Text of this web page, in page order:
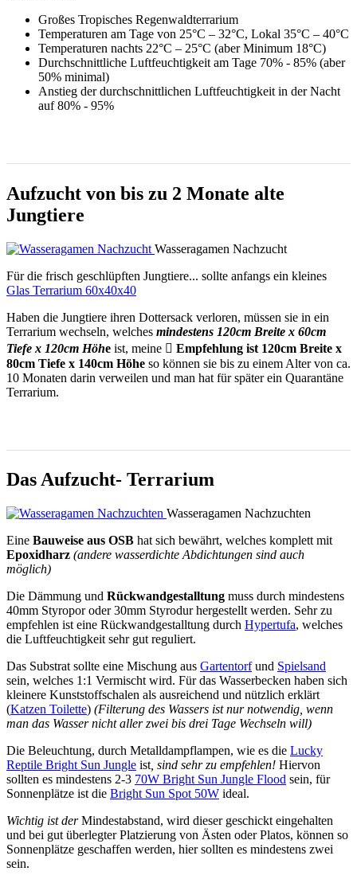
Großes Tropisches Regenwaldterrarium
Temperaturen am Tage von 25°C – 32°C, Lokal 35°C – 40°C
Temperaturen nachts 22°C – 25°C (aber Minimum 18°C)
Durchschnittliche Luftfeuchtigkeit am Tage 70% - 85% (aber
50% minimal)
Anstieg der durchschnittlichen Luftfeuchtigkeit in der Nacht
auf 80% - 95%
Aufzucht von bis zu 2 Monate alte
Jungtiere
Wasseragamen Nachzucht
Für die frisch geschlüpften Jungtiere... sollte anfangs ein kleines
Glas Terrarium 60x40x40
Haben die Jungtiere ihren Dottersack verloren, müssen sie in ein
Terrarium wechseln, welches mindestens 120cm Breite x 60cm
Tiefe x 120cm Höhe ist, meine  Empfehlung ist 120cm Breite x
80cm Tiefe x 140cm Höhe so können sie bis zu einem Alter von ca.
10 Monaten darin verweilen und man hat für später ein Quarantäne
Terrarium.
Das Aufzucht- Terrarium
Wasseragamen Nachzuchten
Eine Bauweise aus OSB hat sich bewährt, welches komplett mit
Epoxidharz (andere wasserdichte Abdichtungen sind auch
möglich)
Die Dämmung und Rückwandgestalltung muss durch mindestens
40mm Styropor oder 30mm Styrodur hergestellt werden. Sehr zu
empfehlen ist eine Rückwandgestalltung durch Hypertufa, welches
die Luftfeuchtigkeit sehr gut reguliert.
Das Substrat sollte eine Mischung aus Gartentorfund Spielsand
sein, welches 1:1 Vermischt wird. Für das Wasserbecken haben sich
kleinere Kunststoffschalen als ausreichend und nützlich erklärt
(Katzen Toilette) (Filterung des Wassers ist nur notwendig, wenn
man das Wasser nicht aller zwei bis drei Tage Wechseln will)
Die Beleuchtung, durch Metalldampflampen, wie es die Lucky
Reptile Bright Sun Jungle ist , sind sehr zu empfehlen! Hiervon
sollten es mindestens 2-3 70W Bright Sun Jungle Flood sein, für
Sonnenplätze ist die Bright Sun Spot 50W ideal.
Wichtig ist derMindestabstand, wird dieser geschickt eingehalten
und bei gut überlegter Platzierung von Ästen oder Platos, können so
Sonnenplätze geschaffen werden, hier sollten es mindestens zwei
sein.